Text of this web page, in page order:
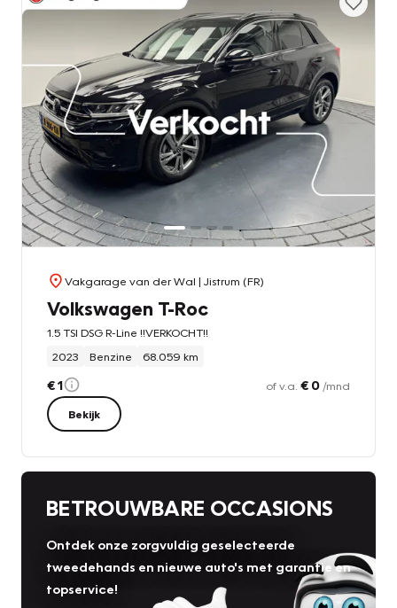
Vakgarage van der Wal | Jistrum (FR)
Volkswagen T-Roc
1.5 TSI DSG R-Line !!VERKOCHT!!
2023
Benzine 68.059 km
€ 1 of v.a. € 0 /mnd
Bekijk
BETROUWBARE OCCASIONS
Ontdek onze zorgvuldig geselecteerde
tweedehands en nieuwe auto's met garantie en
topservice!